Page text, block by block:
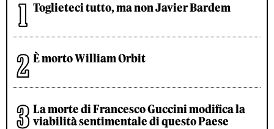
Toglieteci tutto, ma non Javier Bardem
È morto William Orbit
La morte di Francesco Guccini modifica la
viabilità sentimentale di questo Paese